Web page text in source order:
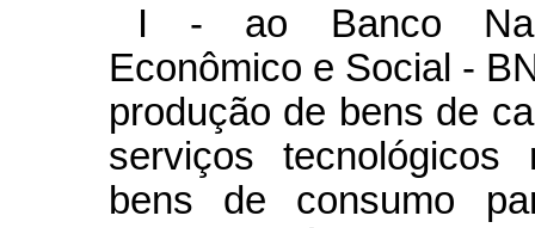
I - ao Banco
Econômico e Social -
produção de bens de
serviços
bens de consumo